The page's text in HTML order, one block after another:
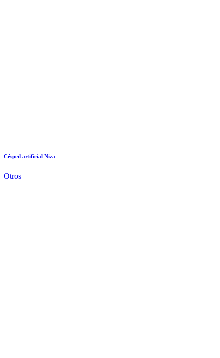
Césped artificial Niza
Otros